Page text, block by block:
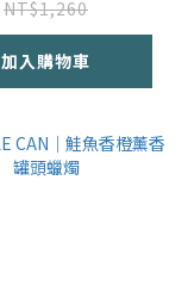
NT$1,260
加入購物車